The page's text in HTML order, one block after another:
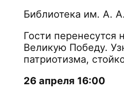
Библиотека им. А.
Гости
Великую Победу.
патриотизма,
26 апреля 16:00